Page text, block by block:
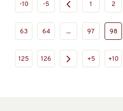
-10 -5 1 2
63 64 ... 97 98
125 126 +5 +10